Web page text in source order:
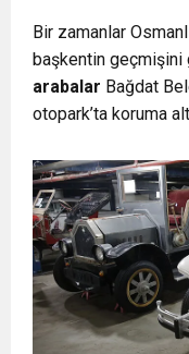
Bir zamanlar
başkentin geçmişini
arabalar Bağdat
otopark’ta koruma